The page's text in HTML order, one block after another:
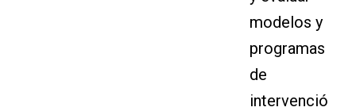
modelos y
programas
de
intervenció